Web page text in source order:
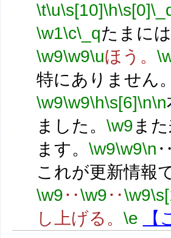
\t\u\s[10]\h\s[0]
\w1\c\_qたまに
\w9\w9\uほう。
特にありません
\w9\w9\h\s[6]\n\n
ました。 \w9ま
ます。 \w9\w9\n
これが更新情報
\w9‥\w9‥\w9
し上げる。 \e